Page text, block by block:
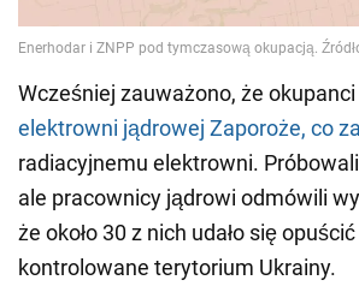
Wcześniej zauważono, że okupanci
elektrowni jądrowej Zaporoże, co
radiacyjnemu elektrowni.
ale pracownicy jądrowi odmówili
że około 30 z nich udało się
kontrolowane terytorium Ukrainy.